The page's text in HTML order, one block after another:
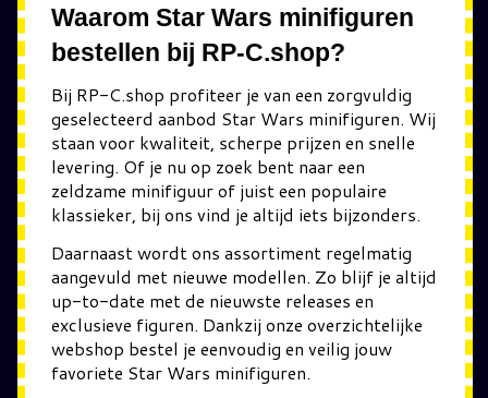
Waarom Star Wars minifiguren
bestellen bij RP-C.shop?
Bij RP-C.shop profiteer je van een zorgvuldig
geselecteerd aanbod Star Wars minifiguren. Wij
staan voor kwaliteit, scherpe prijzen en snelle
levering. Of je nu op zoek bent naar een
zeldzame minifiguur of juist een populaire
klassieker, bij ons vind je altijd iets bijzonders.
Daarnaast wordt ons assortiment regelmatig
aangevuld met nieuwe modellen. Zo blijf je altijd
up-to-date met de nieuwste releases en
exclusieve figuren. Dankzij onze overzichtelijke
webshop bestel je eenvoudig en veilig jouw
favoriete Star Wars minifiguren.